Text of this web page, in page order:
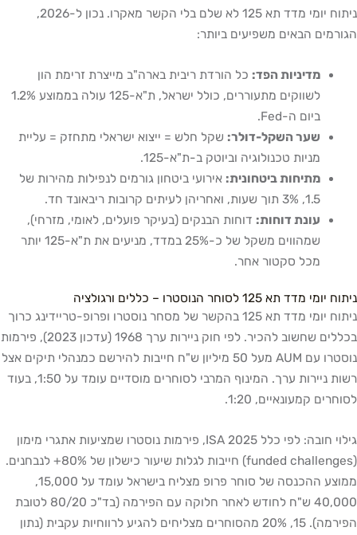
ניתוח יומי מדד תא 125 לא שלם בלי הקשר מאקרו. נכון ל-2026,
הגורמים הבאים משפיעים ביותר:
מדיניות הפד: כל הורדת ריבית בארה"ב מייצרת זרימת הון
לשווקים מתעוררים, כולל ישראל, ת"א-125 עולה בממוצע 1.2%
ביום ה-Fed.
שער השקל-דולר: שקל חלש = ייצוא ישראלי מתחזק = עליית
מניות טכנולוגיה וביוטק ב-ת"א-125.
מתיחות ביטחונית: אירועי ביטחון גורמים לנפילות מהירות של
1.5, 3% תוך שעות, ואחריהן לעיתים קרובות ריבאונד חד.
עונת דוחות: דוחות הבנקים (בעיקר פועלים, לאומי, מזרחי),
שמהווים משקל של כ-25% במדד, מניעים את ת"א-125 יותר
מכל סקטור אחר.
ניתוח יומי מדד תא 125 לסוחר הנוסטרו – כללים ורגולציה
ניתוח יומי מדד תא 125 בהקשר של מסחר נוסטרו ופרופ-טריידינג כרוך
בכללים שחשוב להכיר. לפי חוק ניירות ערך 1968 (עדכון 2023), פירמות
נוסטרו עם AUM מעל 50 מיליון ש"ח חייבות להירשם כמנהלי תיקים אצל
רשות ניירות ערך. המינוף המרבי לסוחרים מוסדיים עומד על 1:50, בעוד
לסוחרים קמעונאיים, 1:20.
גילוי חובה: לפי כלל ISA 2025, פירמות נוסטרו שמציעות אתגרי מימון
(funded challenges) חייבות לגלות שיעור כישלון של 80%+ לנבחנים.
ממוצע ההכנסה של סוחר פרופ מצליח בישראל עומד על 15,000,
40,000 ש"ח לחודש לאחר חלוקה עם הפירמה (בד"כ 80/20 לטובת
הפירמה). 15, 20% מהסוחרים מצליחים להגיע לרווחיות עקבית (נתון